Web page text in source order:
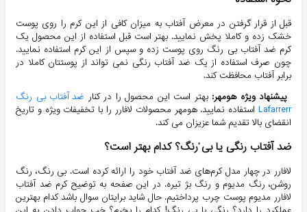
قبل از قرار گرفتن در معرض آفتاب به میزان کافی از این کرم را روی پوست
خشک زده و کاملا پخش نمایید. بهتر است قبل استفاده از این محصول یک
کرم ضد آفتاب بی رنگ روی پوست زده و سپس از این کرم استفاده نمایید.
چون صرف استفاده از یک ضد آفتاب رنگی نمی تواند از پوستتان کاملا در
برابر آفتاب محافظت کند.
پیشنهاد ویژه هومهر:بهتر است این محصول را در کنار ضد آفتاب بی رنگ
Lafarrerr استفاده نمایید. هومهر محصولات لافارر را با تخفیفات ویژه و تاریخ
انقضای بالا تقدیم شما عزیزان می کند.
ضد آفتاب رنگی یا بی ٰرنگ؟ کدام بهتر است؟
لافارر در چهار مدل کرم‌های ضد آفتاب خود را ارائه کرده است. بی رنگ، رنگ
روشن، رنگ مدیوم و رنگ بژ تیره. در این صفحه به توضیح کرم ضد آفتاب
لافارر مدیوم پوست چرب پرداختیم. حال شاید برایتان سوال باشد کدام بهترین